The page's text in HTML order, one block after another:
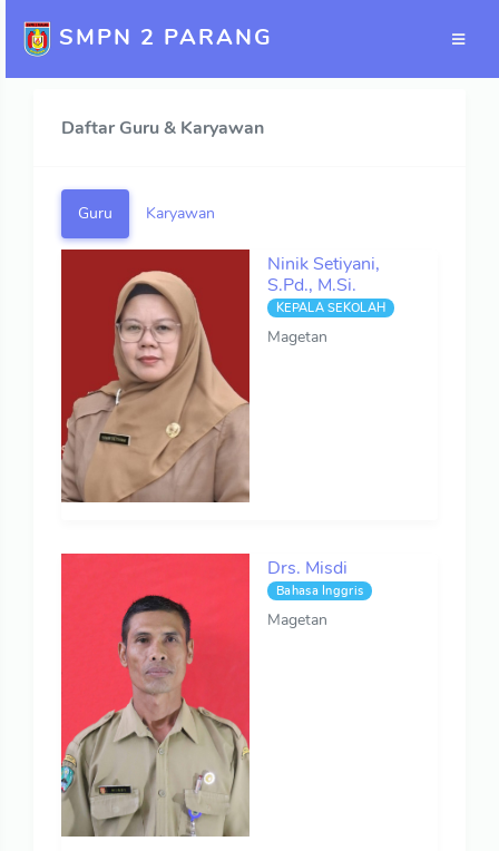
SMPN 2 PARANG
Daftar Guru & Karyawan
Guru Karyawan
Ninik Setiyani,
S.Pd., M.Si.
KEPALA SEKOLAH
Magetan
Drs. Misdi
Bahasa Inggris
Magetan